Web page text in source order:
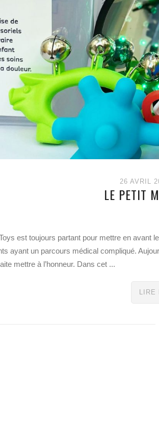
26 AVRIL
LE PETIT
est toujours partant pour mettre en avant
ayant un parcours médical compliqué.
mettre à l’honneur. Dans cet ...
LIRE